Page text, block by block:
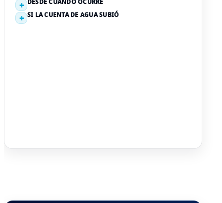
DESDE CUÁNDO OCURRE
SI LA CUENTA DE AGUA SUBIÓ